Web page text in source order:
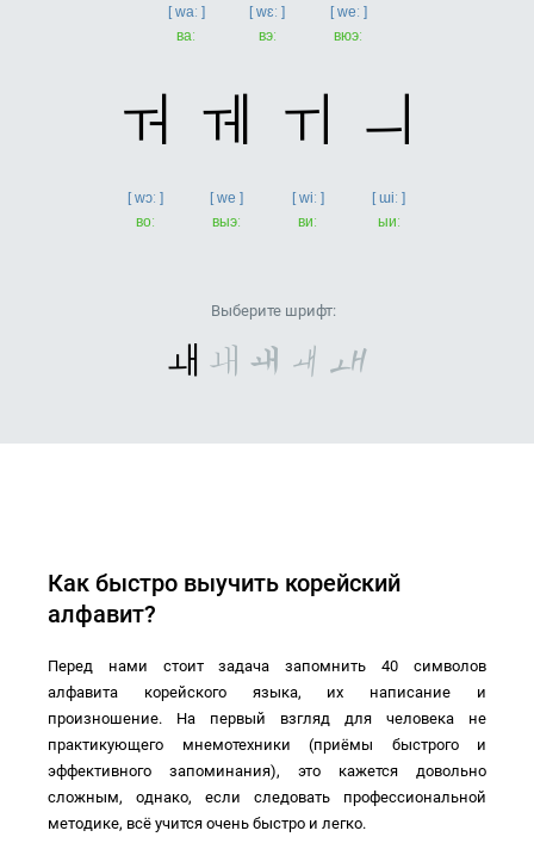
[ waː ]
ваː
[ wɛː ]
вэː
[ weː ]
вюэː
ㅝ
[ wɔː ]
воː
ㅞ
[ we ]
выэː
ㅟ
[ wiː ]
виː
ㅢ
[ ɯiː ]
ыиː
Выберите шрифт:
ㅙ ㅙ ㅙ ㅙ ㅙ
Как быстро выучить корейский
алфавит?
Перед нами стоит задача запомнить 40 символов
алфавита корейского языка, их написание и
произношение. На первый взгляд для человека не
практикующего мнемотехники (приёмы быстрого и
эффективного запоминания), это кажется довольно
сложным, однако, если следовать профессиональной
методике, всё учится очень быстро и легко.